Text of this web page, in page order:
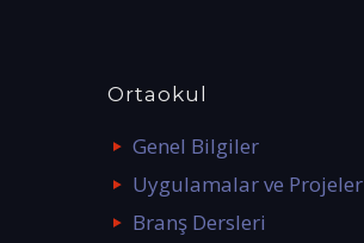
Ortaokul
Genel Bilgiler
Uygulamalar ve Projeler
Branş Dersleri